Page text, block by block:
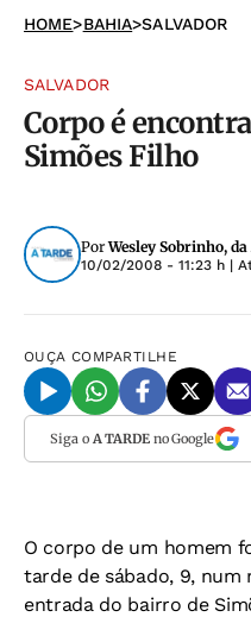
HOME>BAHIA>SALVADOR
SALVADOR
Corpo é
Simões Filho
PorWesley Sobrinho,
10/02/2008 - 11:23 h |
OUÇA COMPARTILHE
Siga o A TARDEno Google
O corpo de um homem
tarde de sábado, 9, num
entrada do bairro de